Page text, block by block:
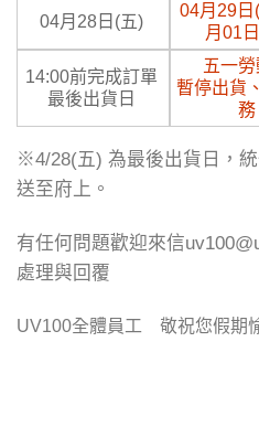
04月28日(五)
04月29日
月01
14:00前完成訂單
最後出貨日
五一
暫停出貨
務
※4/28(五) 為最後出貨日，
送至府上。
有任何問題歡迎來信
處理與回覆
UV100全體員工 敬祝您假期